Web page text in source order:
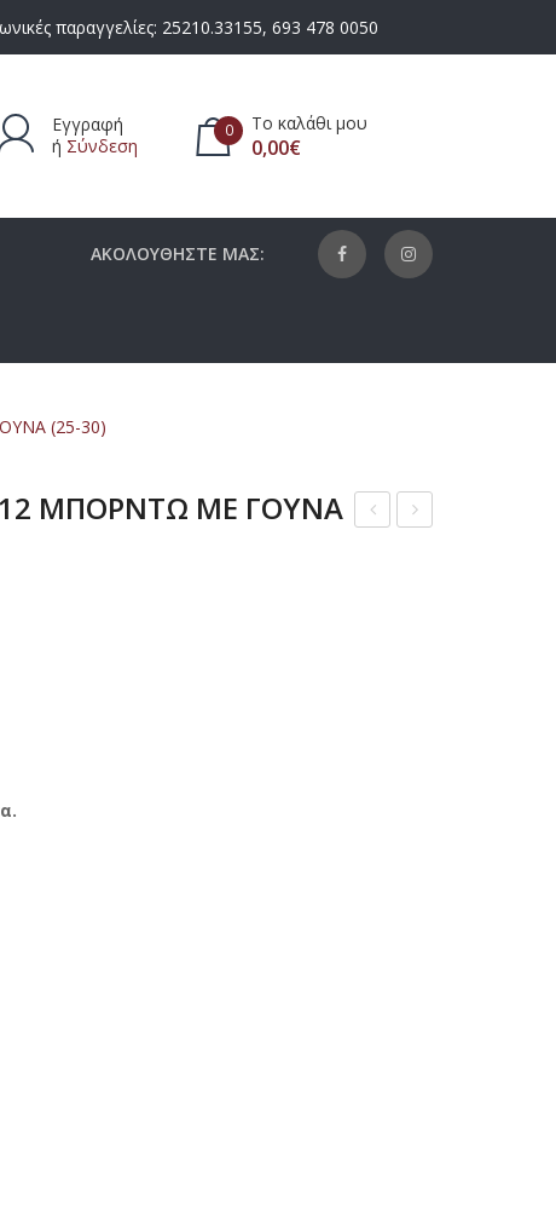
παραγγελίες: 25210.33155, 693 478 0050
Εγγραφή
ή Σύνδεση
0 Το καλάθι μου
0,00€
ΑΚΟΛΟΥΘΗΣΤΕ ΜΑΣ:
(25-30)
ΜΠΟΡΝΤΩ ΜΕ ΓΟΥΝΑ